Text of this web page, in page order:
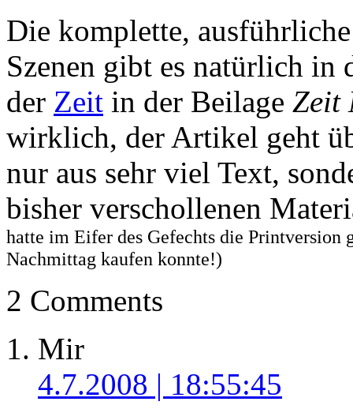
Die komplette,
Szenen gibt es natürlich in
der Zeit in der Beilage Zeit
wirklich, der Artikel geht
nur aus sehr viel Text,
bisher verschollenen
hatte im Eifer des Gefechts die Printversion
Nachmittag kaufen konnte!)
2 Comments
Mir
4.7.2008 | 18:55:45